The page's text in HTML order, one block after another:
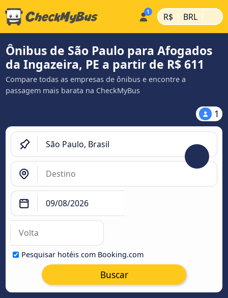
R$ | BRL |
Ônibus de São Paulo para Afogados
da Ingazeira, PE a partir de R$ 611
Compare todas as empresas de ônibus e encontre a
passagem mais barata na CheckMyBus
1
Pesquisar hotéis com Booking.com
Buscar